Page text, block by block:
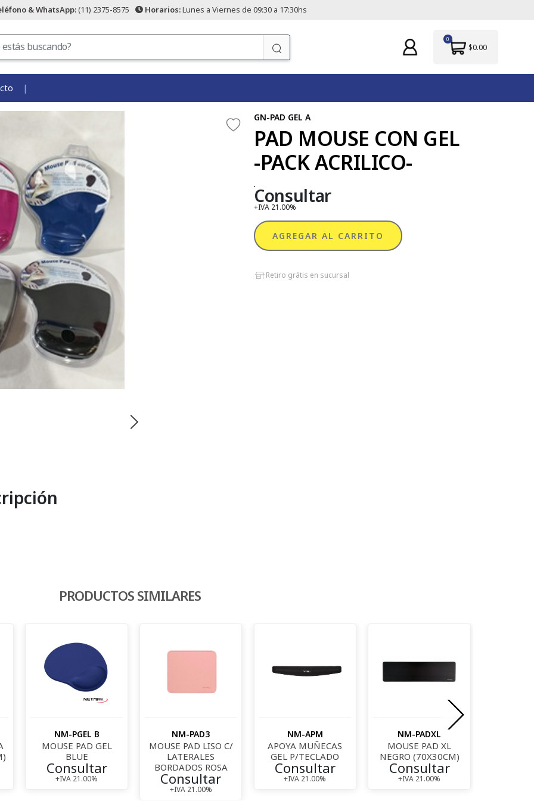
& WhatsApp:(11) 2375-8575 Horarios:Lunes a Viernes de 09:30 a 17:30hs
0
$0.00
GN-PAD GEL A
PAD MOUSE CON GEL
-PACK ACRILICO-
Consultar
+IVA 21.00%
AGREGAR AL CARRITO
Retiro grátis en sucursal
PRODUCTOS SIMILARES
NM-PGEL B
MOUSE PAD GEL
BLUE
Consultar
+IVA 21.00%
NM-PAD3
MOUSE PAD LISO C/
LATERALES
BORDADOS ROSA
Consultar
+IVA 21.00%
NM-APM
APOYA MUÑECAS
GEL P/TECLADO
Consultar
+IVA 21.00%
NM-PADXL
MOUSE PAD XL
NEGRO (70X30CM)
Consultar
+IVA 21.00%